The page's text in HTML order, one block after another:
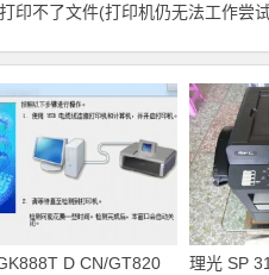
印不了文件(打印机仍无法工作尝
D CN/GT820
理光 SP